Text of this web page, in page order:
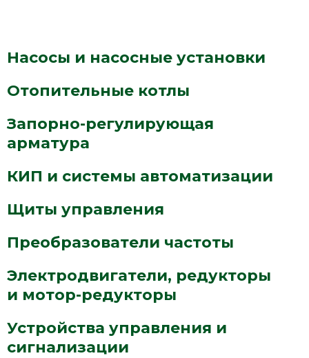
Насосы и насосные установки
Отопительные котлы
Запорно-регулирующая
арматура
КИП и системы автоматизации
Щиты управления
Преобразователи частоты
Электродвигатели, редукторы
и мотор-редукторы
Устройства управления и
сигнализации